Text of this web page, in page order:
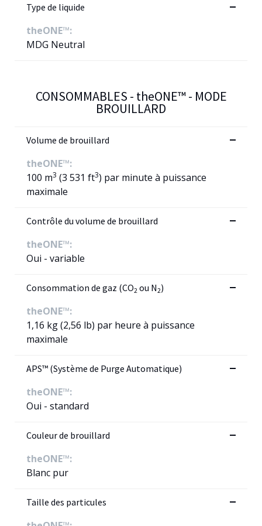
Type de liquide
theONE™:
MDG Neutral
CONSOMMABLES - theONE™- MODE
BROUILLARD
Volume de brouillard
theONE™:
100 m3 (3 531 ft3) par minute à puissance
maximale
Contrôle du volume de brouillard
theONE™:
Oui - variable
Consommation de gaz (CO2 ou N2)
theONE™:
1,16 kg (2,56 lb) par heure à puissance
maximale
APS™ (Système de Purge Automatique)
theONE™:
Oui - standard
Couleur de brouillard
theONE™:
Blanc pur
Taille des particules